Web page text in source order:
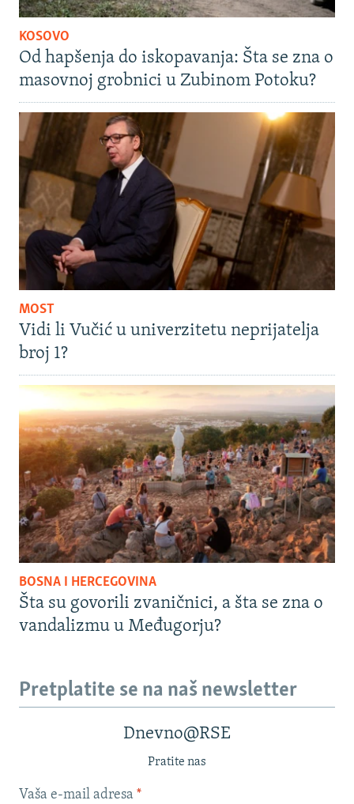
KOSOVO
Od hapšenja do iskopavanja: Šta se zna o
masovnoj grobnici u Zubinom Potoku?
MOST
Vidi li Vučić u univerzitetu neprijatelja
broj 1?
BOSNA I HERCEGOVINA
Šta su govorili zvaničnici, a šta se zna o
vandalizmu u Međugorju?
Pretplatite se na naš newsletter
Dnevno@RSE
Pratite nas
Vaša e-mail adresa *